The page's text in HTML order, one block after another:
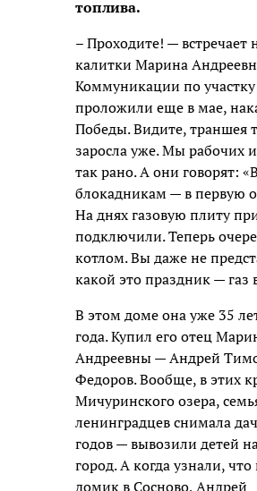
топлива.
– Проходите! — встречает
калитки Марина
Коммуникации по участку
проложили еще в мае,
Победы. Видите, траншея
заросла уже. Мы рабочих
так рано. А они говорят:
блокадникам — в первую
На днях газовую плиту
подключили. Теперь
котлом. Вы даже не
какой это праздник — газ
В этом доме она уже 35
года. Купил его отец
Андреевны — Андрей
Федоров. Вообще, в этих
Мичуринского озера,
ленинградцев снимала
годов — вывозили детей
город. А когда узнали, что
домик в Сосново, Андрей